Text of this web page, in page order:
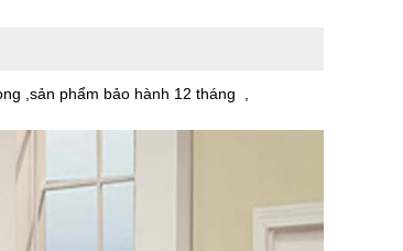
,sản phẩm bảo hành 12 tháng ,